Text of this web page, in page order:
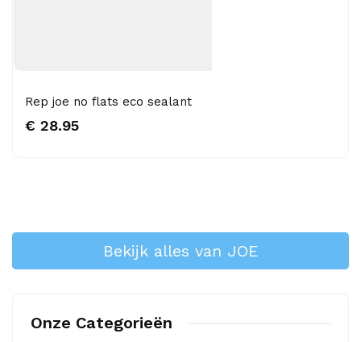
Rep joe no flats eco sealant
€ 28.95
Bekijk alles van JOE
Onze Categorieën